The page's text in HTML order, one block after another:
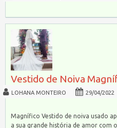
Vestido de Noiva
LOHANA MONTEIRO 29/04/2022
Magnífico Vestido de noiva usado
a sua grande história de amor com